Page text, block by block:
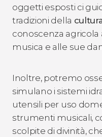
oggetti esposti ci
tradizioni della
conoscenza agricola
musica e alle sue
Inoltre, potremo
simulano i sistemi
utensili per uso
strumenti musicali,
scolpite di divinità,